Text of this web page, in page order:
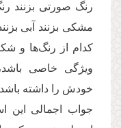
رنگ صورتی بزنند
مشکی بزنند آبی
کدام از رنگ‌ها و
ویژگی خاصی
خودش را داشته
جواب اجمالی